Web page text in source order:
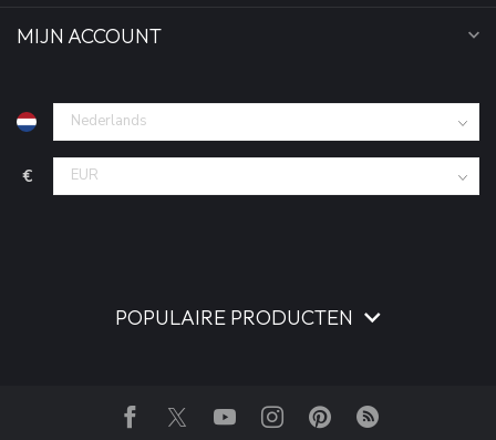
MIJN ACCOUNT
€
POPULAIRE PRODUCTEN